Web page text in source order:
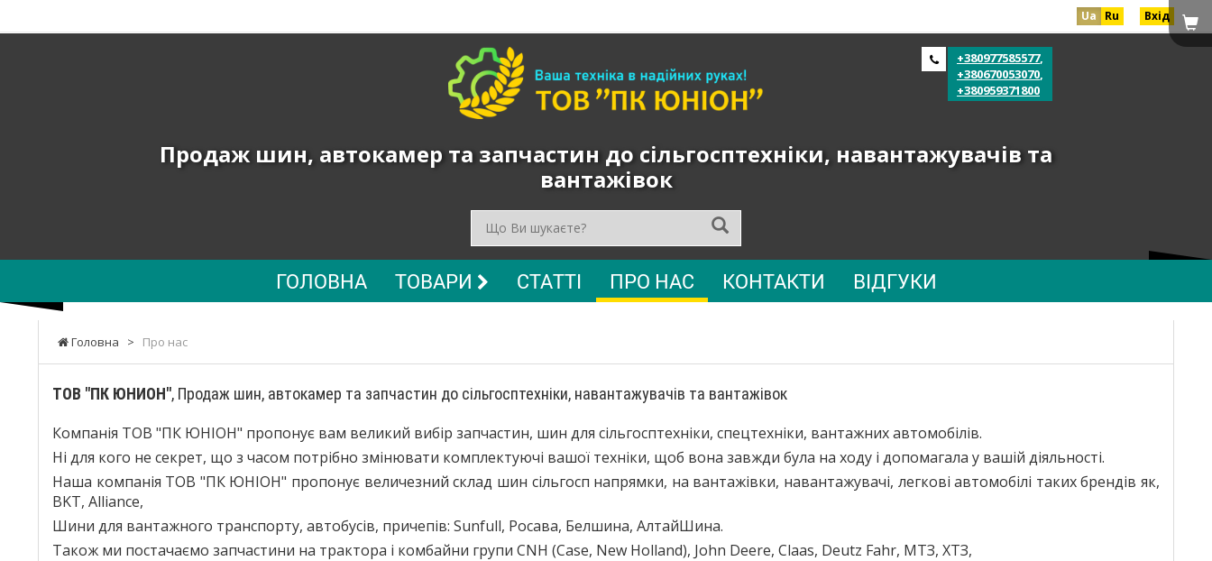
Ua Ru Вхід
та
запчастин
сільгосптехніки,
навантажувачів
вантажівок
+380977585577,
+380670053070,
+380959371800
Продаж шин, автокамер та запчастин до сільгосптехніки, навантажувачів та
вантажівок
ГОЛОВНА ТОВАРИ СТАТТІ ПРО НАС КОНТАКТИ ВІДГУКИ
Головна > Про нас
ТОВ "ПК ЮНИОН", Продаж шин, автокамер та запчастин до сільгосптехніки, навантажувачів та вантажівок
Компанія ТОВ "ПК ЮНІОН" пропонує вам великий вибір запчастин, шин для сільгосптехніки, спецтехніки, вантажних автомобілів.
Ні для кого не секрет, що з часом потрібно змінювати комплектуючі вашої техніки, щоб вона завжди була на ходу і допомагала у вашій діяльності.
Наша компанія ТОВ "ПК ЮНІОН" пропонує величезний склад шин сільгосп напрямки, на вантажівки, навантажувачі, легкові автомобілі таких брендів як,
BKT, Alliance,
Шини для вантажного транспорту, автобусів, причепів: Sunfull, Росава, Белшина, АлтайШина.
Також ми постачаємо запчастини на трактора і комбайни групи CNH (Case, New Holland), John Deere, Claas, Deutz Fahr, МТЗ, ХТЗ,